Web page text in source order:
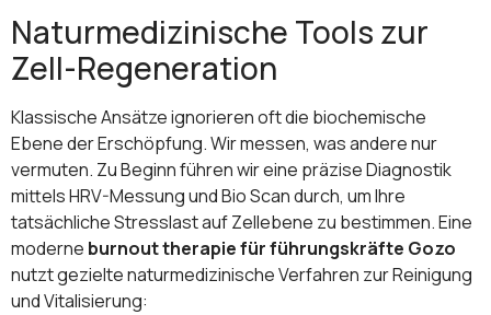
Naturmedizinische Tools zur
Zell-Regeneration
Klassische Ansätze ignorieren oft die biochemische
Ebene der Erschöpfung. Wir messen, was andere nur
vermuten. Zu Beginn führen wir eine präzise Diagnostik
mittels HRV-Messung und Bio Scan durch, um Ihre
tatsächliche Stresslast auf Zellebene zu bestimmen. Eine
moderne burnout therapie für führungskräfte Gozo
nutzt gezielte naturmedizinische Verfahren zur Reinigung
und Vitalisierung: